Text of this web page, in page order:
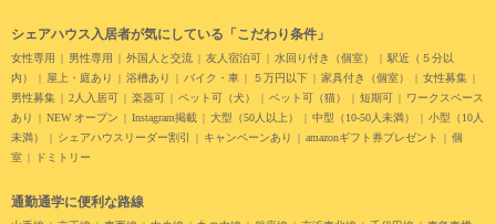
シェアハウス入居者が気にしている「こだわり条件」
女性専用 男性専用 外国人と交流 友人宿泊可 水回り付き（個室）
駅近（５分以
内）
屋上・庭あり 浴槽あり バイク・車 ５万円以下 家具付き（個室）
女性募集
男性募集
2人入居可 楽器可 ペット可（犬） ペット可（猫） 短期可
ワークスペース
あり
NEW オープン Instagram掲載 大型（50人以上） 中型（10-50人未満）
小型（10人
未満）
シェアハウスリーダー割引 キャンペーンあり amazonギフト券プレゼント
個
室
ドミトリー
通勤通学に便利な路線